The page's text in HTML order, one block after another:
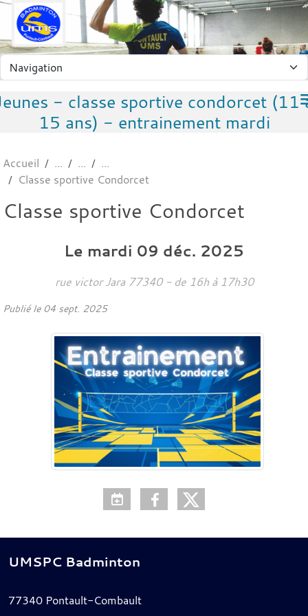
- classe sportive condorcet (11
15 ans) - entrainement mardi
Accueil
Classe sportive Condorcet
Classe sportive Condorcet
Le mardi 09 déc. 2025
rue victor Jara 77340 - de 16h à 17h30
Publié le 04 sept. 2025
UMSPC Badminton
77340 Pontault-Combault
Panneau de gestion des cookies